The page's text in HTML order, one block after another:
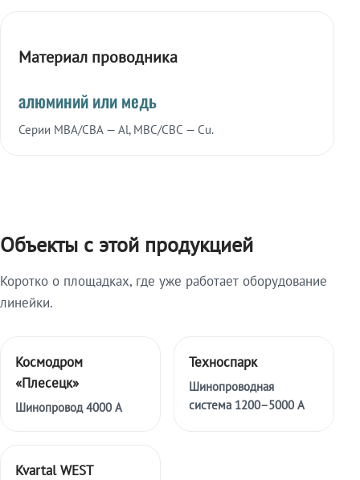
Материал проводника
алюминий или медь
Серии МВА/СВА — Al, МВС/СВС — Cu.
Объекты с этой продукцией
Коротко о площадках, где уже работает оборудование
линейки.
Космодром
«Плесецк»
Шинопровод 4000 А
Техноспарк
Шинопроводная
система 1200–5000 А
Kvartal WEST